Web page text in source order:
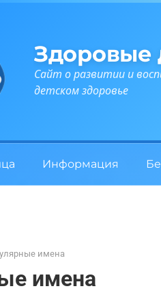
Здоровые
Сайт о развитии и
детском здоровье
Информация
имена
имена